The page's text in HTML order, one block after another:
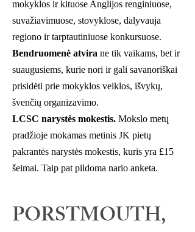
mokyklos ir kituose Anglijos renginiuose,
suvažiavimuose, stovyklose, dalyvauja
regiono ir tarptautiniuose konkursuose.
Bendruomenė atvira ne tik vaikams, bet ir
suaugusiems, kurie nori ir gali savanoriškai
prisidėti prie mokyklos veiklos, išvykų,
švenčių organizavimo.
LCSC narystės mokestis. Mokslo metų
pradžioje mokamas metinis JK pietų
pakrantės narystės mokestis, kuris yra £15
šeimai. Taip pat pildoma nario anketa.
PORSTMOUTH,